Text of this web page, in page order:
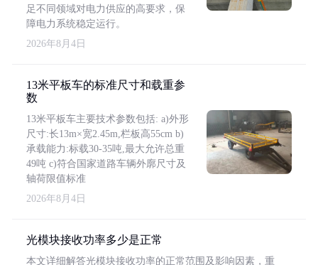
足不同领域对电力供应的高要求，保
障电力系统稳定运行。
2026年8月4日
13米平板车的标准尺寸和载重参
数
13米平板车主要技术参数包括: a)外形
尺寸:长13m×宽2.45m,栏板高55cm b)
承载能力:标载30-35吨,最大允许总重
49吨 c)符合国家道路车辆外廓尺寸及
轴荷限值标准
2026年8月4日
光模块接收功率多少是正常
本文详细解答光模块接收功率的正常范围及影响因素，重